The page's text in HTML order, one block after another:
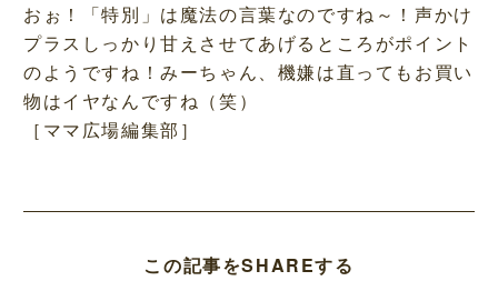
おぉ！「特別」は魔法の言葉なのですね～！声かけ
プラスしっかり甘えさせてあげるところがポイント
のようですね！みーちゃん、機嫌は直ってもお買い
物はイヤなんですね（笑）
［ママ広場編集部］
この記事をSHAREする